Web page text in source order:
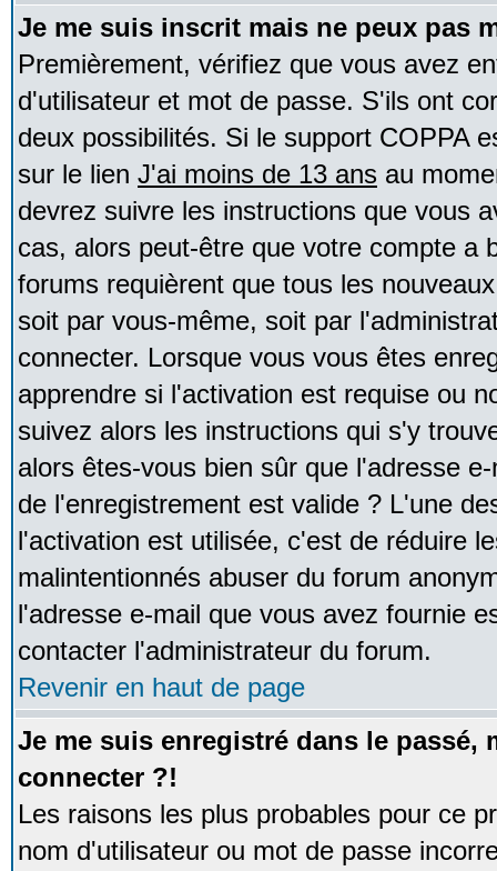
Je me suis inscrit mais ne peux pas
Premièrement, vérifiez que vous avez
d'utilisateur et mot de passe. S'ils ont
deux possibilités. Si le support COPPA
sur le lien J'ai moins de 13 ans au
devrez suivre les instructions que vous
cas, alors peut-être que votre compte a
forums requièrent que tous les
soit par vous-même, soit par
connecter. Lorsque vous vous êtes
apprendre si l'activation est requise ou
suivez alors les instructions qui s'y
alors êtes-vous bien sûr que l'adresse
de l'enregistrement est valide ? L'une
l'activation est utilisée, c'est de réduire
malintentionnés abuser du forum
l'adresse e-mail que vous avez fournie
contacter l'administrateur du forum.
Revenir en haut de page
Je me suis enregistré dans le passé,
connecter ?!
Les raisons les plus probables pour ce
nom d'utilisateur ou mot de passe